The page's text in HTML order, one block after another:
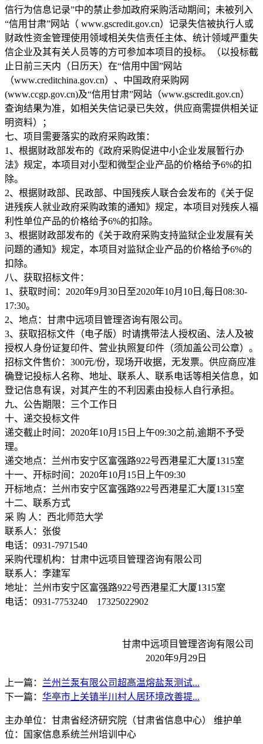
信行为信息记录”中的禁止参加政府采购活动期间；未被列入
“信用甘肃”网站（ www.gscredit.gov.cn）记录失信被执行人或
财政性资金管理使用领域相关失信责任主体、统计领域严重失
信企业及其有关人员等的方可参加本项目的投标。（以投标截
止日前三天内（日历天）在“信用中国”网站
（www.creditchina.gov.cn）、中国政府采购网
(www.ccgp.gov.cn)及“信用甘肃”网站（www.gscredit.gov.cn）
查询结果为准，如相关失信记录已失效，供应商需提供相关证
明资料）；
七、项目需要落实的政府采购政策：
1、根据财政部发布的《政府采购促进中小企业发展暂行办
法》规定，本项目对小型和微型企业产品的价格给予6%的扣
除。
2、根据财政部、民政部、中国残疾人联合会发布的《关于促
进残疾人就业政府采购政策的通知》规定，本项目对残疾人福
利性单位产品的价格给予6%的扣除。
3、根据财政部发布的《关于政府采购支持监狱企业发展有关
问题的通知》规定，本项目对监狱企业产品的价格给予6%的
扣除。
八、获取招标文件：
1、获取时间：2020年9月30日至2020年10月10日,每日08:30-
17:30。
2、地点：甘肃中远项目管理咨询有限公司。
3、获取招标文件（电子版）时请携带法人授权函、法人及被
授权人身份证复印件、营业执照复印件（须加盖公司公章）。
招标文件售价：300元/份，现场开收据，无发票。供应商应准
确登记投标人名称、地址、联系人、联系电话等相关信息，如
登记信息有误，对其产生的不利因素由投标人自行承担。
九、公告期限：三个工作日
十、递交投标文件
递交截止时间：2020年10月15日上午09:30之前,逾期不予受
理。
递交地点：兰州市安宁区富强路922号西港星汇大厦1315室
十一、开标时间：2020年10月15日上午09:30
开标地点：兰州市安宁区富强路922号西港星汇大厦1315室
十二、联系方式
采 购 人：西北师范大学
联系人：张俊
电话：0931-7971540
采购代理机构：甘肃中远项目管理咨询有限公司
联系人：李建军
地址：兰州市安宁区富强路922号西港星汇大厦1315室
电话：0931-7753240 17325022902
甘肃中远项目管理咨询有限公司
2020年9月29日
上一篇： 兰州兰泵有限公司超高温熔盐泵测试...
下一篇： 华亭市上关镇半川村人居环境改善提...
主办单位：甘肃省经济研究院（甘肃省信息中心） 维护单
位：国家信息系统兰州培训中心